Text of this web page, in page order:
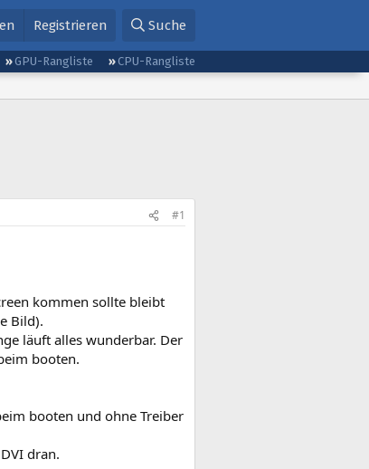
Registrieren Suche
GPU-Rangliste
CPU-Rangliste
#1
kommen sollte bleibt
Bild).
läuft alles wunderbar. Der
booten.
booten und ohne Treiber
dran.